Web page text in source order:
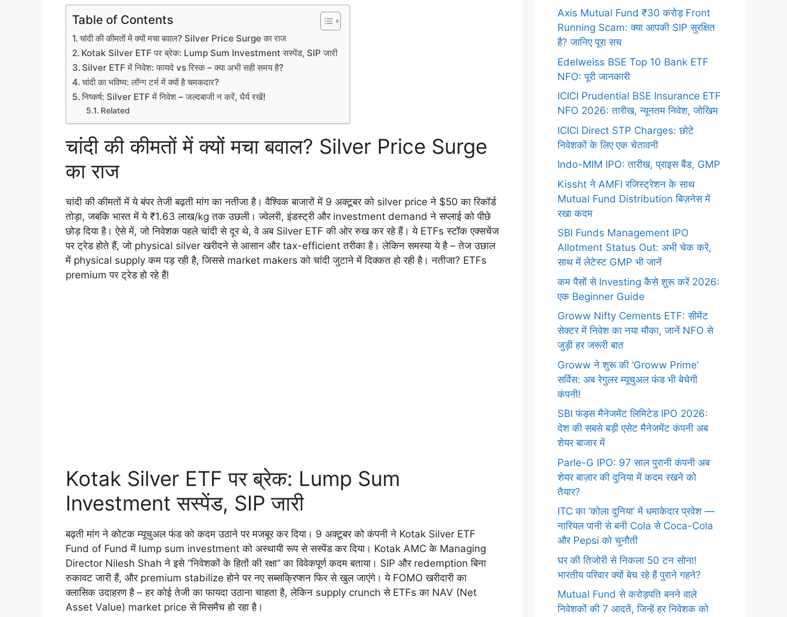
Table of Contents
चांदी की कीमतों में क्यों मचा बवाल? Silver Price Surge का राज
Kotak Silver ETF पर ब्रेक: Lump Sum Investment सस्पेंड, SIP जारी
Silver ETF में निवेश: फायदे vs रिस्क – क्या अभी सही समय है?
चांदी का भविष्य: लॉन्ग टर्म में क्यों है चमकदार?
निष्कर्ष: Silver ETF में निवेश – जल्दबाजी न करें, धैर्य रखें!
Related
चांदी की कीमतों में क्यों मचा बवाल? Silver Price Surge
का राज
चांदी की कीमतों में ये बंपर तेजी बढ़ती मांग का नतीजा है। वैश्विक बाजारों में 9 अक्टूबर को silver price ने $50 का रिकॉर्ड
तोड़ा, जबकि भारत में ये ₹1.63 लाख/kg तक उछली। ज्वेलरी, इंडस्ट्री और investment demand ने सप्लाई को पीछे
छोड़ दिया है। ऐसे में, जो निवेशक पहले चांदी से दूर थे, वे अब Silver ETF की ओर रुख कर रहे हैं। ये ETFs स्टॉक एक्सचेंज
पर ट्रेड होते हैं, जो physical silver खरीदने से आसान और tax-efficient तरीका है। लेकिन समस्या ये है – तेज उछाल
में physical supply कम पड़ रही है, जिससे market makers को चांदी जुटाने में दिक्कत हो रही है। नतीजा? ETFs
premium पर ट्रेड हो रहे हैं!
Kotak Silver ETF पर ब्रेक: Lump Sum
Investment सस्पेंड, SIP जारी
बढ़ती मांग ने कोटक म्यूचुअल फंड को कदम उठाने पर मजबूर कर दिया। 9 अक्टूबर को कंपनी ने Kotak Silver ETF
Fund of Fund में lump sum investment को अस्थायी रूप से सस्पेंड कर दिया। Kotak AMC के Managing
Director Nilesh Shah ने इसे “निवेशकों के हितों की रक्षा” का विवेकपूर्ण कदम बताया। SIP और redemption बिना
रुकावट जारी हैं, और premium stabilize होने पर नए सब्सक्रिप्शन फिर से खुल जाएंगे। ये FOMO खरीदारी का
क्लासिक उदाहरण है – हर कोई तेजी का फायदा उठाना चाहता है, लेकिन supply crunch से ETFs का NAV (Net
Asset Value) market price से मिसमैच हो रहा है।
Axis Mutual Fund ₹30 करोड़ Front
Running Scam: क्या आपकी SIP सुरक्षित
है? जानिए पूरा सच
Edelweiss BSE Top 10 Bank ETF
NFO: पूरी जानकारी
ICICI Prudential BSE Insurance ETF
NFO 2026: तारीख, न्यूनतम निवेश, जोखिम
ICICI Direct STP Charges: छोटे
निवेशकों के लिए एक चेतावनी
Indo-MIM IPO: तारीख, प्राइस बैंड, GMP
Kissht ने AMFI रजिस्ट्रेशन के साथ
Mutual Fund Distribution बिज़नेस में
रखा कदम
SBI Funds Management IPO
Allotment Status Out: अभी चेक करें,
साथ में लेटेस्ट GMP भी जानें
कम पैसों से Investing कैसे शुरू करें 2026:
एक Beginner Guide
Groww Nifty Cements ETF: सीमेंट
सेक्टर में निवेश का नया मौका, जानें NFO से
जुड़ी हर जरूरी बात
Groww ने शुरू की ‘Groww Prime’
सर्विस: अब रेगुलर म्यूचुअल फंड भी बेचेगी
कंपनी!
SBI फंड्स मैनेजमेंट लिमिटेड IPO 2026:
देश की सबसे बड़ी एसेट मैनेजमेंट कंपनी अब
शेयर बाजार में
Parle-G IPO: 97 साल पुरानी कंपनी अब
शेयर बाज़ार की दुनिया में कदम रखने को
तैयार?
ITC का ‘कोला दुनिया’ में धमाकेदार प्रवेश —
नारियल पानी से बनी Cola से Coca-Cola
और Pepsi को चुनौती
घर की तिजोरी से निकला 50 टन सोना!
भारतीय परिवार क्यों बेच रहे हैं पुराने गहने?
Mutual Fund से करोड़पति बनने वाले
निवेशकों की 7 आदतें, जिन्हें हर निवेशक को